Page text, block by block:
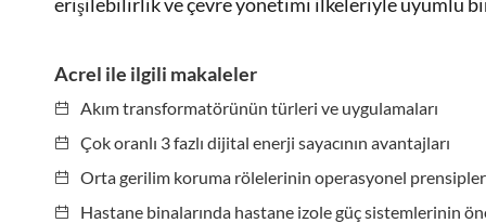
Acrel ile ilgili makaleler
Akım transformatörünün türleri ve uygulamaları
Çok oranlı 3 fazlı dijital enerji sayacının avantajları
Orta gerilim koruma rölelerinin operasyonel
Hastane binalarında hastane izole güç sistemlerinin